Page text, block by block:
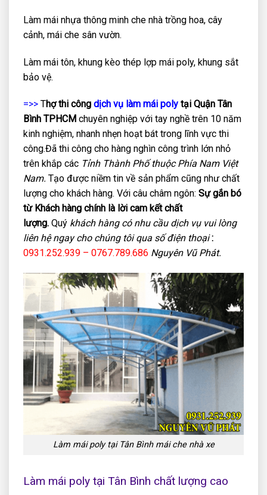
Làm mái nhựa thông minh che nhà trồng hoa, cây
cảnh, mái che sân vườn.
Làm mái tôn, khung kèo thép lợp mái poly, khung sắt
bảo vệ.
=>> Thợ thi công dịch vụ làm mái poly tại Quận Tân
Bình TPHCM chuyên nghiệp với tay nghề trên 10 năm
kinh nghiệm, nhanh nhẹn hoạt bát trong lĩnh vực thi
công.Đã thi công cho hàng nghìn công trình lớn nhỏ
trên khắp các Tỉnh Thành Phố thuộc Phía Nam Việt
Nam. Tạo được niềm tin về sản phẩm cũng như chất
lượng cho khách hàng. Với câu châm ngôn: Sự gắn bó
từ Khách hàng chính là lời cam kết chất
lượng. Quý khách hàng có nhu cầu dịch vụ vui lòng
liên hệ ngay cho chúng tôi qua số điện thoại:
0931.252.939 – 0767.789.686 Nguyên Vũ Phát.
Làm mái poly tại Tân Bình mái che nhà xe
Làm mái poly tại Tân Bình chất lượng cao